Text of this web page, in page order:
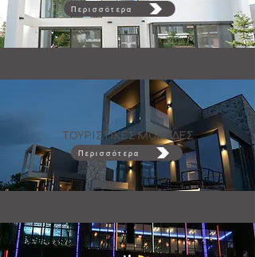
Περισσότερα
ΤΟΥΡΙΣΤΙΚΕΣ ΜΟΝΑΔΕΣ
Περισσότερα